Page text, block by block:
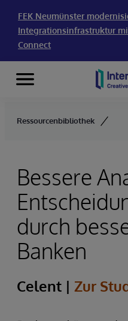
FEK Neumünster
Integrationsinfrastruktur
Connect
Skip to content
Menu
Ressourcenbibliothek
Bessere
durch
Banken
Celent | Zur